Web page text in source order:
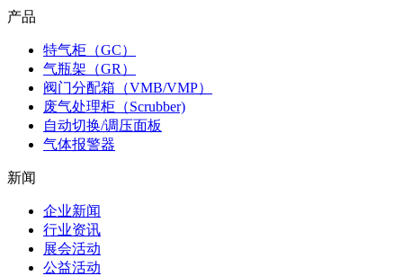
产品
特气柜（GC）
气瓶架（GR）
阀门分配箱（VMB/VMP）
废气处理柜（Scrubber)
自动切换/调压面板
气体报警器
新闻
企业新闻
行业资讯
展会活动
公益活动